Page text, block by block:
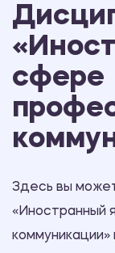
сфере
Здесь вы
«Иностранный
коммуникации»